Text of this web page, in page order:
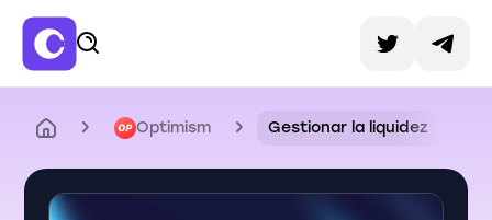
Optimism Gestionar la liquidez